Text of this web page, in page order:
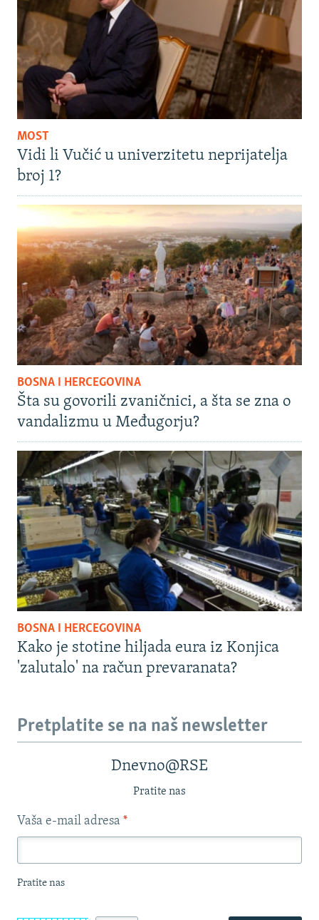
MOST
Vidi li Vučić u univerzitetu neprijatelja
broj 1?
BOSNA I HERCEGOVINA
Šta su govorili zvaničnici, a šta se zna o
vandalizmu u Međugorju?
BOSNA I HERCEGOVINA
Kako je stotine hiljada eura iz Konjica
'zalutalo' na račun prevaranata?
Pretplatite se na naš newsletter
Dnevno@RSE
Pratite nas
Vaša e-mail adresa *
Pratite nas